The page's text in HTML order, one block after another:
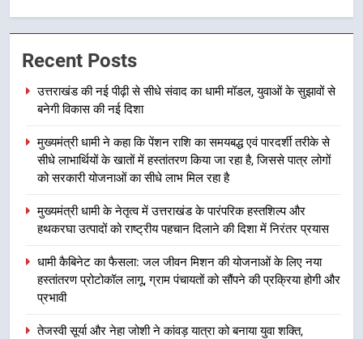
2
रहा है, जिससे पात्र लोगों को सरकारी
योजनाओं का सीधे लाभ मिल रहा है
उत्तराखंड
मुख्यमंत्री धामी के नेतृत्व में उत्तराखंड के
पारंपरिक हस्तशिल्प और हथकरघा उत्पादों
को राष्ट्रीय पहचान दिलाने की दिशा में
निरंतर प्रयास
4
धामी कैबिनेट का फैसला: जल जीवन
मिशन की योजनाओं के लिए नया हस्तांतरण
प्रोटोकॉल लागू, ग्राम पंचायतों को सौंपने
Recent Posts
उत्तराखंड की नई पीढ़ी से सीधे संवाद का धामी मॉडल, युवाओं के सुझावों से
बनेगी विकास की नई दिशा
मुख्यमंत्री धामी ने कहा कि पेंशन राशि का समयबद्ध एवं पारदर्शी तरीके से
सीधे लाभार्थियों के खातों में हस्तांतरण किया जा रहा है, जिससे पात्र लोगों
को सरकारी योजनाओं का सीधे लाभ मिल रहा है
मुख्यमंत्री धामी के नेतृत्व में उत्तराखंड के पारंपरिक हस्तशिल्प और
हथकरघा उत्पादों को राष्ट्रीय पहचान दिलाने की दिशा में निरंतर प्रयास
धामी कैबिनेट का फैसला: जल जीवन मिशन की योजनाओं के लिए नया
हस्तांतरण प्रोटोकॉल लागू, ग्राम पंचायतों को सौंपने की प्रक्रिया होगी और
प्रभावी
तेजस्वी सूर्या और नेहा जोशी ने कांवड़ यात्रा को बनाया युवा शक्ति,